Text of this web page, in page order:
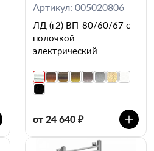
Артикул: 005020806
ЛД (г2) ВП-80/60/67 с
полочкой
электрический
от 24 640 ₽